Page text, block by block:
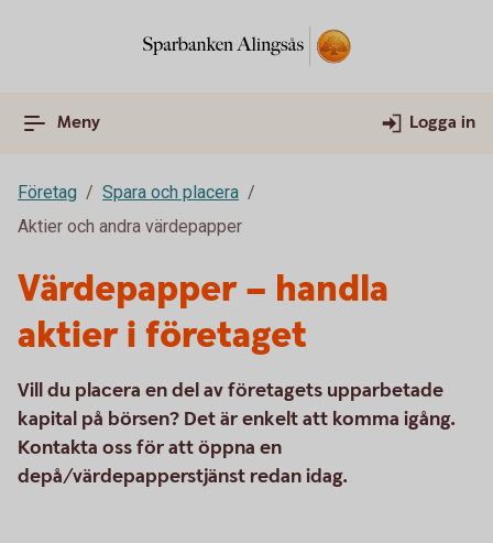
Meny Logga in
Företag
Spara och placera
Aktier och andra värdepapper
Värdepapper – handla
aktier i företaget
Vill du placera en del av företagets upparbetade
kapital på börsen? Det är enkelt att komma igång.
Kontakta oss för att öppna en
depå/värdepapperstjänst redan idag.